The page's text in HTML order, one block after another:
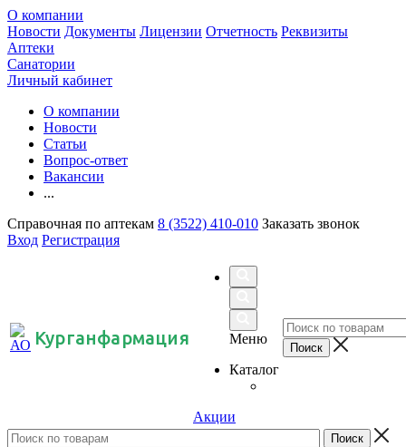
О компании
Новости Документы Лицензии Отчетность Реквизиты
Аптеки
Санатории
Личный кабинет
О компании
Новости
Статьи
Вопрос-ответ
Вакансии
...
Справочная по аптекам 8 (3522) 410-010 Заказать звонок
Вход Регистрация
Курганфармация
Меню
Каталог
Акции